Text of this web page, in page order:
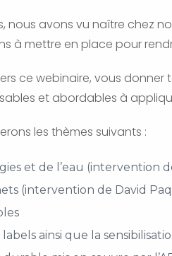
nous avons vu naître chez
à mettre en place pour
ce webinaire, vous
et abordables à
les thèmes suivants :
et de l’eau (intervention
(intervention de David
labels ainsi que la